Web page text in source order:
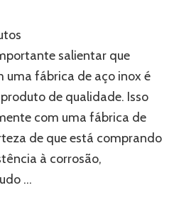
salientar que
uma fábrica de aço inox é
de qualidade. Isso
com uma fábrica de
de que está comprando
à corrosão,
…